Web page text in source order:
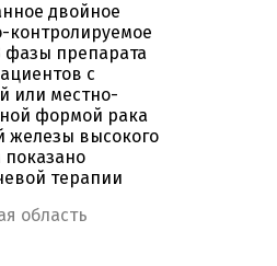
двойное
контролируемое
фазы препарата
с
или местно-
формой рака
железы высокого
показано
терапии
область